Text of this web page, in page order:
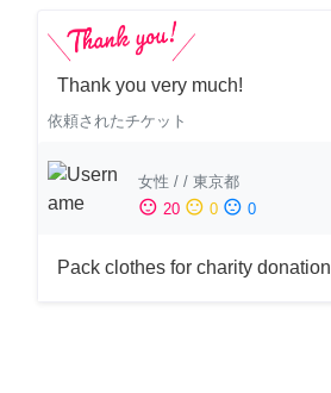
Thank you very much!
依頼されたチケット
女性 / / 東京都
sentiment_satisfied 20 sentiment_neutral 0 sentiment_dissatisfied 0
Pack clothes for charity donation